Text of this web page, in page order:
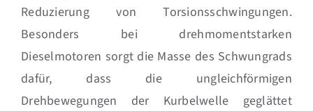
Reduzierung von Torsionsschwingungen.
Besonders bei drehmomentstarken
Dieselmotoren sorgt die Masse des Schwungrads
dafür, dass die ungleichförmigen
Drehbewegungen der Kurbelwelle geglättet